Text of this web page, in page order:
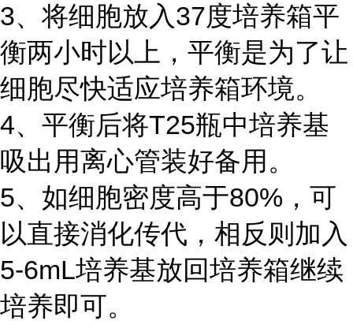
3、将细胞放入37度培养箱平
衡两小时以上，平衡是为了让
细胞尽快适应培养箱环境。
4、平衡后将T25瓶中培养基
吸出用离心管装好备用。
5、如细胞密度高于80%，可
以直接消化传代，相反则加入
5-6mL培养基放回培养箱继续
培养即可。